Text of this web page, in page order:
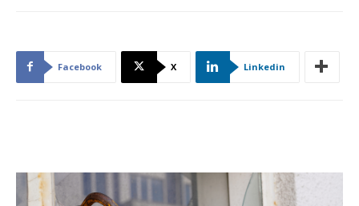
Facebook X Linkedin